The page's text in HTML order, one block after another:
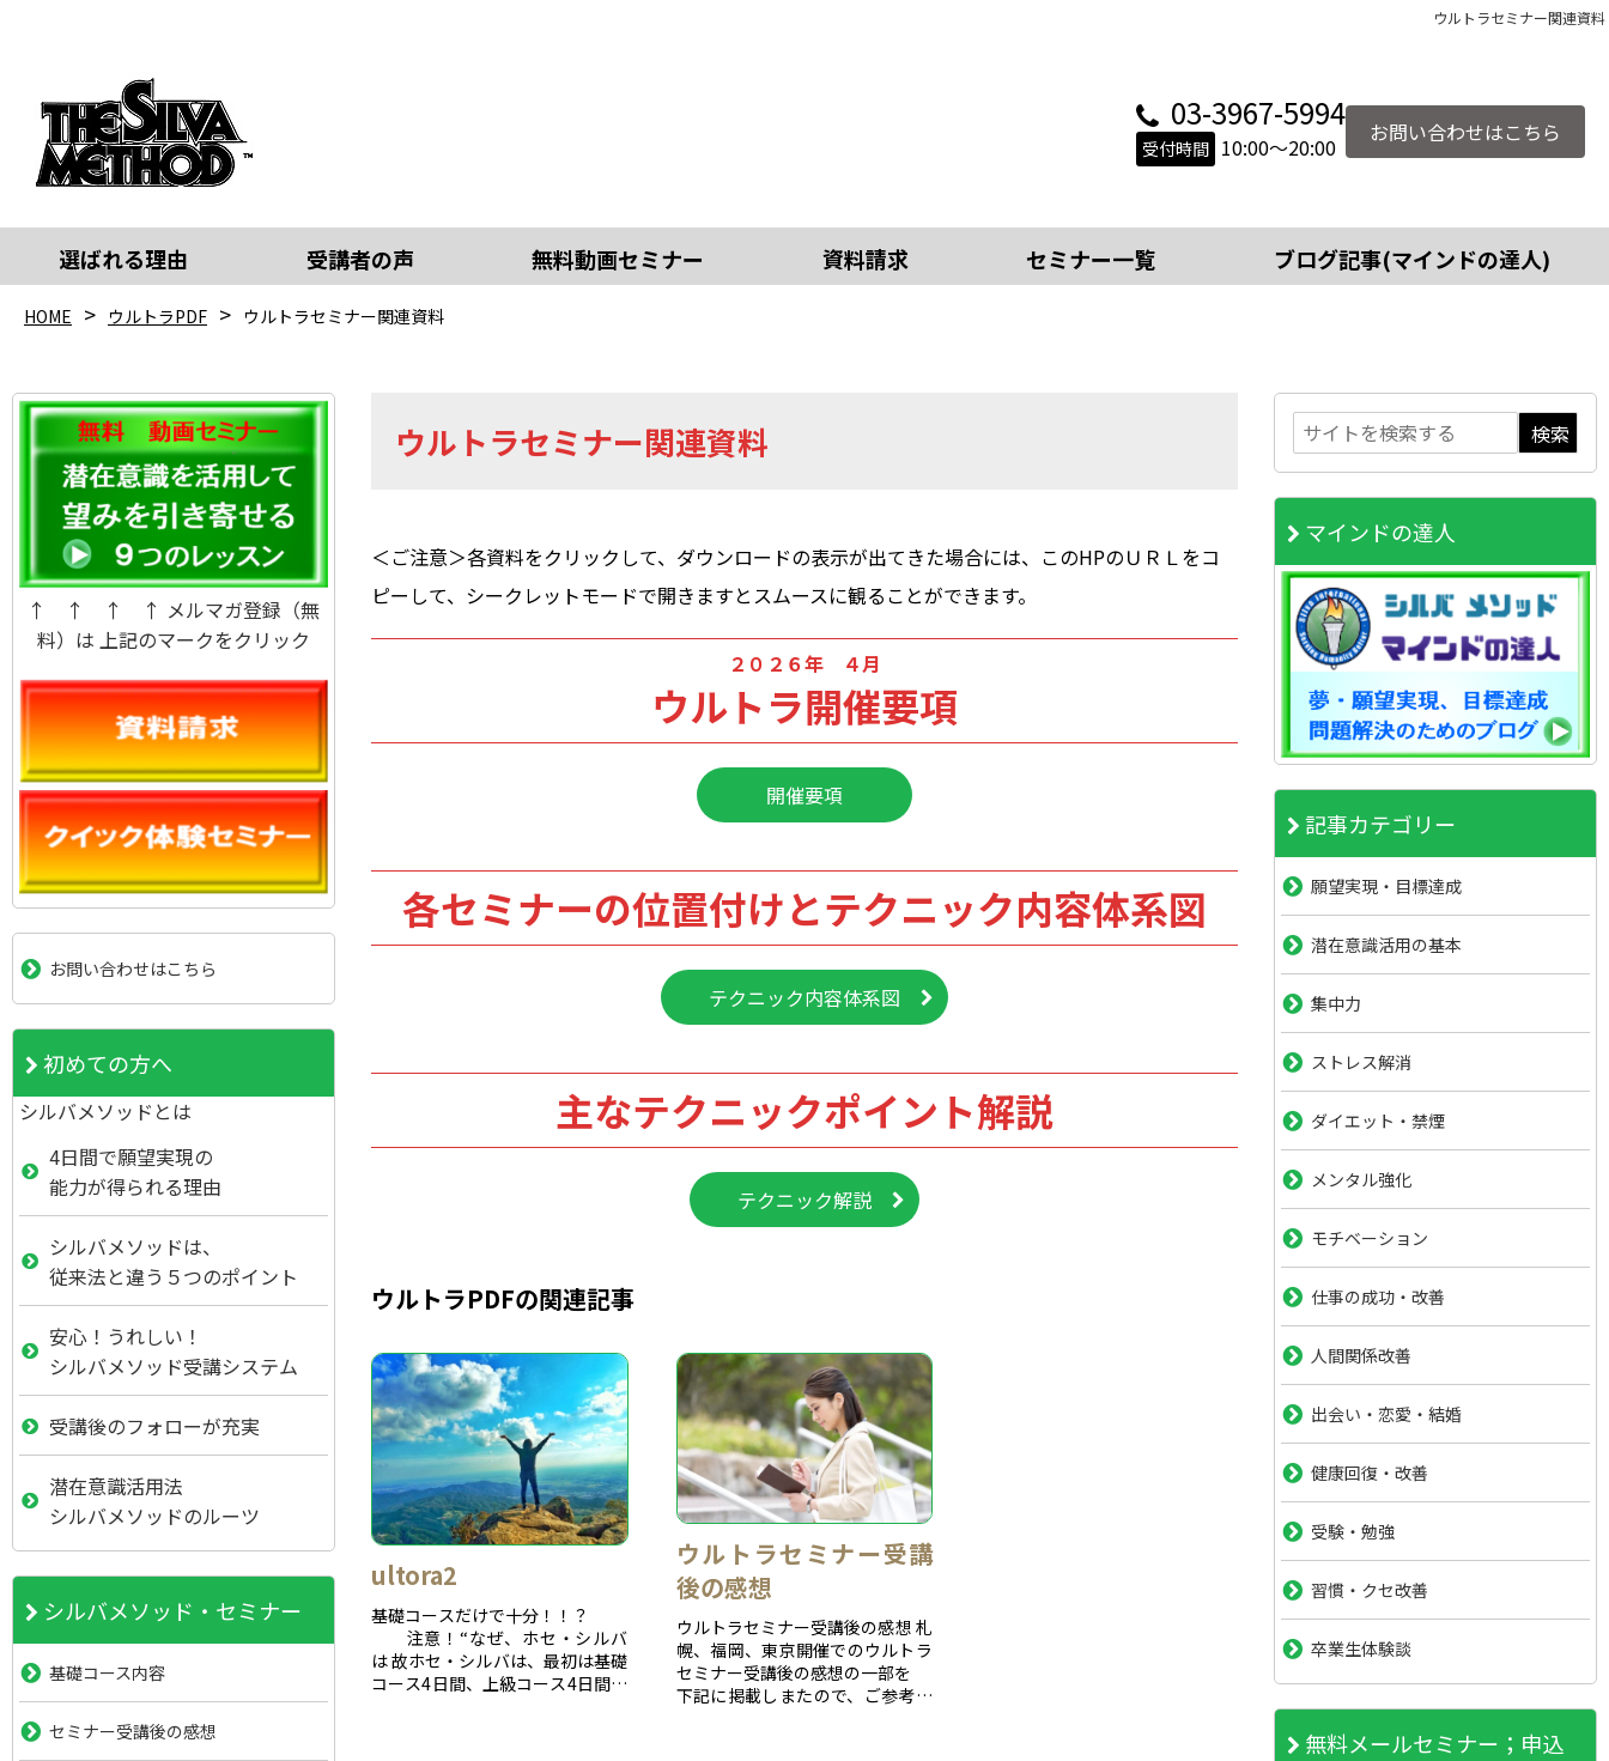
ウルトラセミナー関連資料
03-3967-5994
受付時間 10:00～20:00
お問い合わせはこちら
選ばれる理由 受講者の声 無料動画セミナー 資料請求 セミナー一覧 ブログ記事(マインドの達人)
HOME ウルトラPDF ウルトラセミナー関連資料
ウルトラセミナー関連資料
＜ご注意＞各資料をクリックして、ダウンロードの表示が出てきた場合には、このHPのＵＲＬをコ
ピーして、シークレットモードで開きますとスムースに観ることができます。
２０２６年 ４月
ウルトラ開催要項
開催要項
各セミナーの位置付けとテクニック内容体系図
テクニック内容体系図
主なテクニックポイント解説
テクニック解説
ウルトラPDFの関連記事
ultora2
基礎コースだけで十分！！？
注意！“なぜ、ホセ・シルバ
は 故ホセ・シルバは、最初は基礎
コース4日間、上級コース4日間の
ウルトラセミナー受講
後の感想
ウルトラセミナー受講後の感想 札
幌、福岡、東京開催でのウルトラ
セミナー受講後の感想の一部を
下記に掲載しまたので、ご参考に
↑ ↑ ↑ ↑ メルマガ登録（無
料）は 上記のマークをクリック
お問い合わせはこちら
初めての方へ
シルバメソッドとは
4日間で願望実現の
能力が得られる理由
シルバメソッドは、
従来法と違う５つのポイント
安心！うれしい！
シルバメソッド受講システム
受講後のフォローが充実
潜在意識活用法
シルバメソッドのルーツ
シルバメソッド・セミナー
基礎コース内容
セミナー受講後の感想
マインドの達人
記事カテゴリー
願望実現・目標達成
潜在意識活用の基本
集中力
ストレス解消
ダイエット・禁煙
メンタル強化
モチベーション
仕事の成功・改善
人間関係改善
出会い・恋愛・結婚
健康回復・改善
受験・勉強
習慣・クセ改善
卒業生体験談
無料メールセミナー；申込